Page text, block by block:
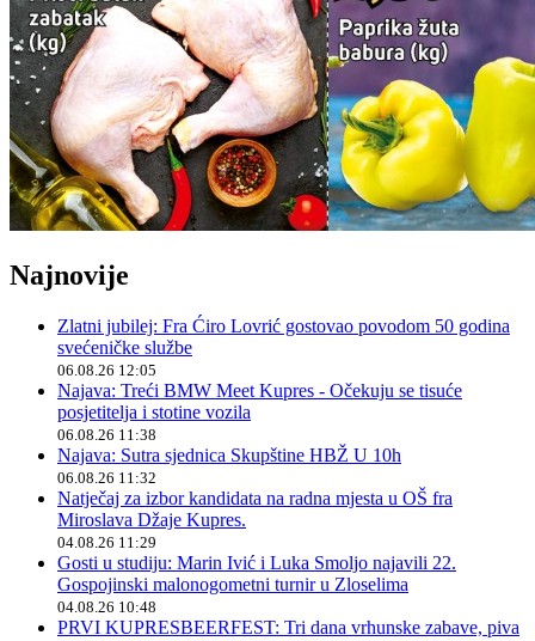
Najnovije
Zlatni jubilej: Fra Ćiro Lovrić gostovao povodom 50 godina
svećeničke službe
06.08.26 12:05
Najava: Treći BMW Meet Kupres - Očekuju se tisuće
posjetitelja i stotine vozila
06.08.26 11:38
Najava: Sutra sjednica Skupštine HBŽ U 10h
06.08.26 11:32
Natječaj za izbor kandidata na radna mjesta u OŠ fra
Miroslava Džaje Kupres.
04.08.26 11:29
Gosti u studiju: Marin Ivić i Luka Smoljo najavili 22.
Gospojinski malonogometni turnir u Zloselima
04.08.26 10:48
PRVI KUPRESBEERFEST: Tri dana vrhunske zabave, piva